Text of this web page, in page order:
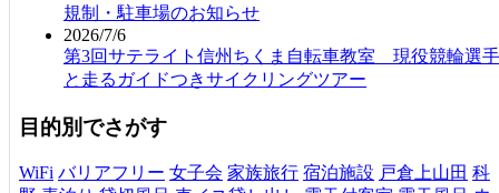
規制・駐車場のお知らせ
2026/7/6
第3回サテライト信州ちくま自転車教室 現役競輪選手
と走るガイドつきサイクリングツアー
目的別でさがす
WiFi バリアフリー 女子会 家族旅行 宿泊施設 戸倉上山田 科